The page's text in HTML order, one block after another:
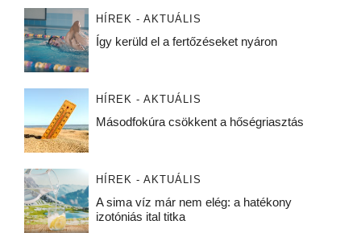
HÍREK - AKTUÁLIS
Így kerüld el a fertőzéseket nyáron
HÍREK - AKTUÁLIS
Másodfokúra csökkent a hőségriasztás
HÍREK - AKTUÁLIS
A sima víz már nem elég: a hatékony
izotóniás ital titka